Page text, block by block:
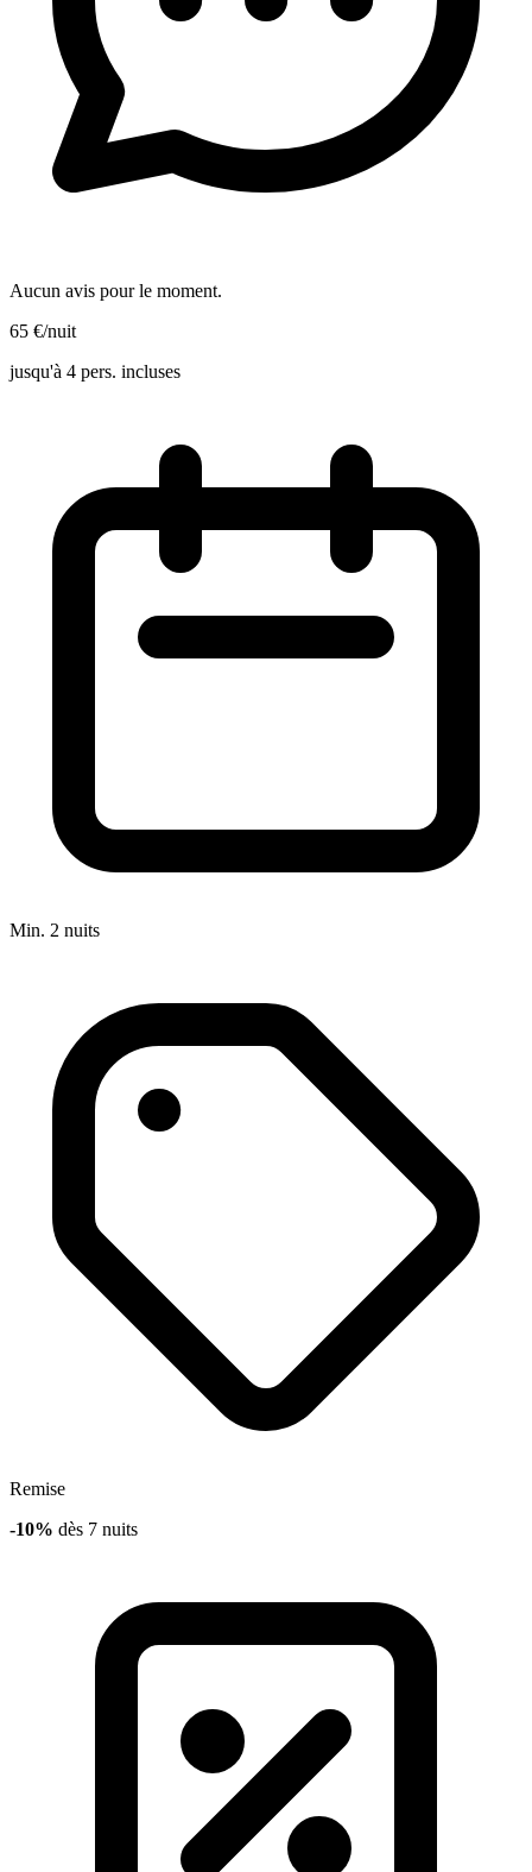
Aucun avis pour le moment.
65 €/nuit
jusqu'à 4 pers. incluses
Min. 2 nuits
Remise
-10% dès 7 nuits